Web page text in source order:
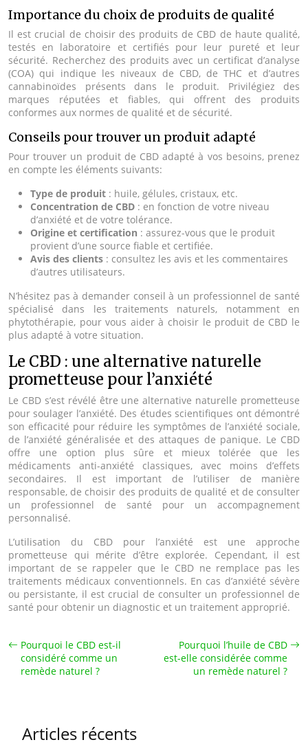
Importance du choix de produits de qualité
Il est crucial de choisir des produits de CBD de haute qualité,
testés en laboratoire et certifiés pour leur pureté et leur
sécurité. Recherchez des produits avec un certificat d’analyse
(COA) qui indique les niveaux de CBD, de THC et d’autres
cannabinoïdes présents dans le produit. Privilégiez des
marques réputées et fiables, qui offrent des produits
conformes aux normes de qualité et de sécurité.
Conseils pour trouver un produit adapté
Pour trouver un produit de CBD adapté à vos besoins, prenez
en compte les éléments suivants:
Type de produit : huile, gélules, cristaux, etc.
Concentration de CBD : en fonction de votre niveau
d’anxiété et de votre tolérance.
Origine et certification : assurez-vous que le produit
provient d’une source fiable et certifiée.
Avis des clients : consultez les avis et les commentaires
d’autres utilisateurs.
N’hésitez pas à demander conseil à un professionnel de santé
spécialisé dans les traitements naturels, notamment en
phytothérapie, pour vous aider à choisir le produit de CBD le
plus adapté à votre situation.
Le CBD : une alternative naturelle
prometteuse pour l’anxiété
Le CBD s’est révélé être une alternative naturelle prometteuse
pour soulager l’anxiété. Des études scientifiques ont démontré
son efficacité pour réduire les symptômes de l’anxiété sociale,
de l’anxiété généralisée et des attaques de panique. Le CBD
offre une option plus sûre et mieux tolérée que les
médicaments anti-anxiété classiques, avec moins d’effets
secondaires. Il est important de l’utiliser de manière
responsable, de choisir des produits de qualité et de consulter
un professionnel de santé pour un accompagnement
personnalisé.
L’utilisation du CBD pour l’anxiété est une approche
prometteuse qui mérite d’être explorée. Cependant, il est
important de se rappeler que le CBD ne remplace pas les
traitements médicaux conventionnels. En cas d’anxiété sévère
ou persistante, il est crucial de consulter un professionnel de
santé pour obtenir un diagnostic et un traitement approprié.
Pourquoi le CBD est-il
considéré comme un
remède naturel ?
Pourquoi l’huile de CBD
est-elle considérée comme
un remède naturel ?
Articles récents